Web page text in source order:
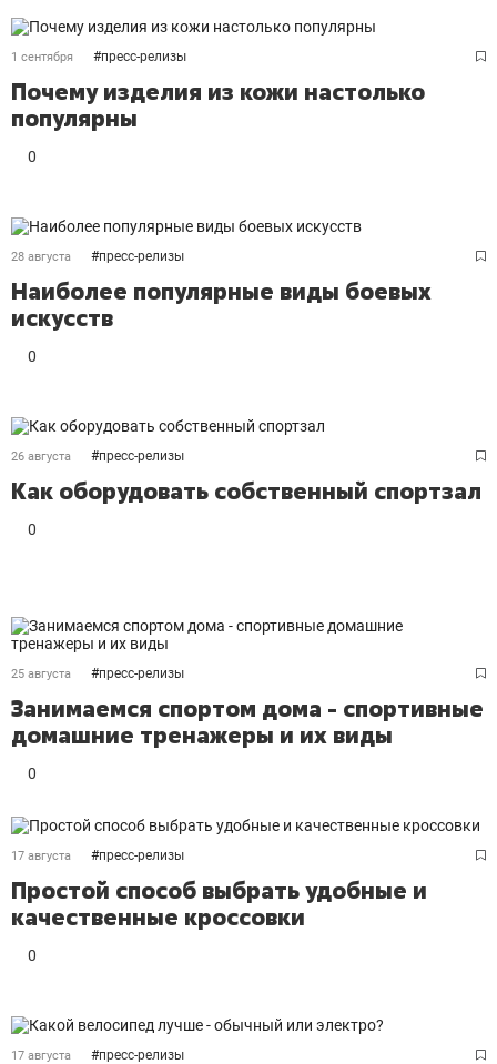
1 сентября #пресс-релизы
Почему изделия из кожи настолько
популярны
0
28 августа #пресс-релизы
Наиболее популярные виды боевых
искусств
0
26 августа #пресс-релизы
Как оборудовать собственный спортзал
0
25 августа #пресс-релизы
Занимаемся спортом дома - спортивные
домашние тренажеры и их виды
0
17 августа #пресс-релизы
Простой способ выбрать удобные и
качественные кроссовки
0
17 августа #пресс-релизы